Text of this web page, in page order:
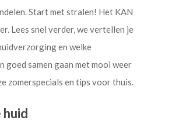
Start met stralen! Het KAN
Lees snel verder, we vertellen je
en welke
goed samen gaan met mooi weer
zomerspecials en tips voor thuis.
huid